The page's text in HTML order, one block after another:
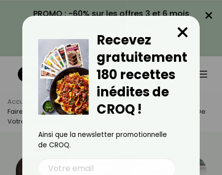
PROMO : -60% sur les offres 3 et 6 mois
VOIR LA PROMO
×
Accueil Actus
Bien-Être
Faire Les Cent Pas Pendant Un Âppel : Ce Que Cela Révèle De
Votre Personnalité
Recevez
gratuitement
180 recettes
inédites de
CROQ !
×
Ainsi que la newsletter promotionnelle
de CROQ.